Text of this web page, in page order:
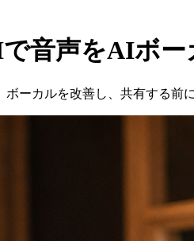
音声をAIボー
ーカルを改善し、共有する前